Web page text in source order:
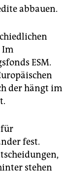
abbauen.
Im
ESM.
der hängt im
für
fest.
stehen